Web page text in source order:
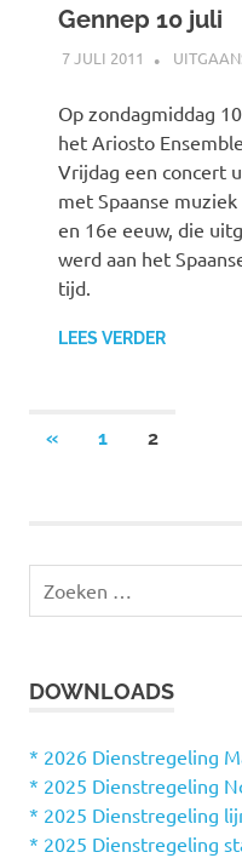
Gennep 10 juli
7 JULI 2011
Op zondagmiddag
het Ariosto
Vrijdag een concert
met Spaanse
en 16e eeuw, die
werd aan het
tijd.
LEES VERDER
« VORIGE
1 2
e
n
a
a
r
DOWNLOADS
* 2026 Dienstregeling
* 2025 Dienstregeling
* 2025 Dienstregeling
* 2025 Dienstregeling